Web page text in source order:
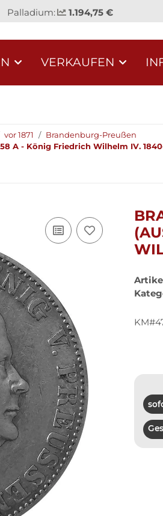
Palladium: 1.194,75 €
VERKAUFEN
vor 1871
Brandenburg-Preußen
A - König Friedrich Wilhelm IV. 1840-